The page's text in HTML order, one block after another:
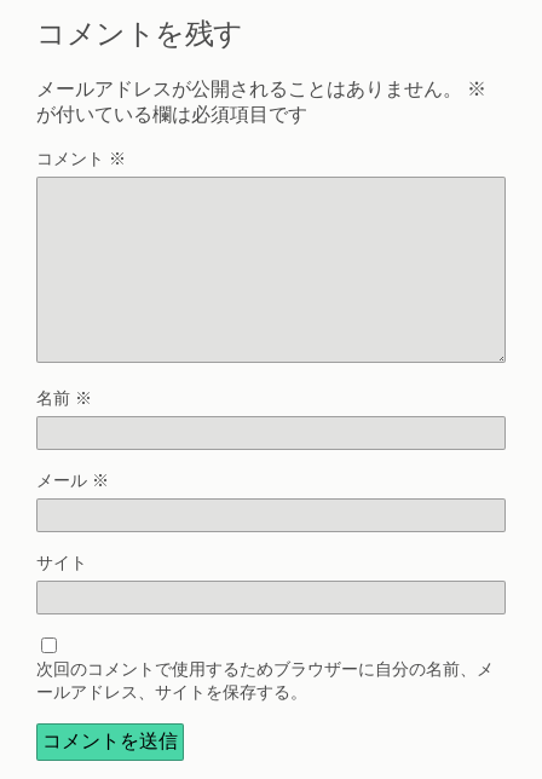
コメントを残す
メールアドレスが公開されることはありません。
※
が付いている欄は必須項目です
コメント ※
名前 ※
メール ※
サイト
次回のコメントで使用するためブラウザーに自分の名前、メ
ールアドレス、サイトを保存する。